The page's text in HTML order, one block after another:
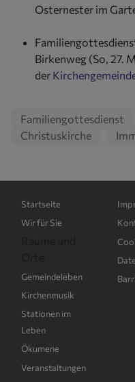
Osternester im
Birkenweg (So, 27.
der
Familiengottesdienst
Christuskirche
Hauptnavigation
Startseite
Wir für Sie
Gemeindeleben
Kirchenmusik
Stationen im
Leben
Ökumene
Veranstaltungen